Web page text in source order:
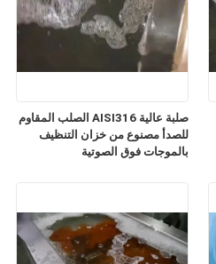
صلبة عالية AISI316 الصلب المقاوم
للصدأ مصنوع من خزان التنظيف
بالموجات فوق الصوتية